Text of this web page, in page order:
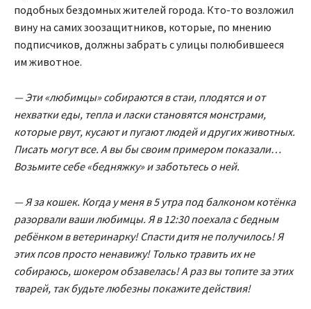
подобных бездомных жителей города. Кто-то возложил
вину на самих зоозащитников, которые, по мнению
подписчиков, должны забрать с улицы полюбившееся
им животное.
— Эти «любимцы» собираются в стаи, плодятся и от
нехватки еды, тепла и ласки становятся монстрами,
которые рвут, кусают и пугают людей и других животных.
Писать могут все. А вы бы своим примером показали…
Возьмите себе «бедняжку» и заботьтесь о ней.
— Я за кошек. Когда у меня в 5 утра под балконом котëнка
разорвали ваши любимцы. Я в 12:30 поехала с бедным
ребëнком в ветеринарку! Спасти дитя не получилось! Я
этих псов просто ненавижу! Только травить их не
собираюсь, шокером обзавелась! А раз вы топите за этих
тварей, так будьте любезны покажите действия!